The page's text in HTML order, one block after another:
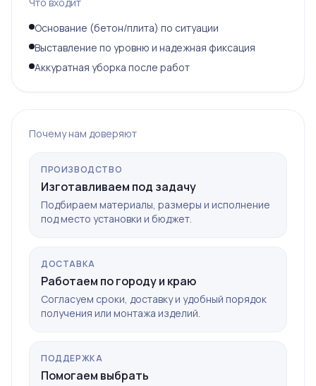
Основание (бетон/плита) по ситуации
Выставление по уровню и надежная фиксация
Аккуратная уборка после работ
Почему нам доверяют
ПРОИЗВОДСТВО
Изготавливаем под задачу
Подбираем материалы, размеры и исполнение
под место установки и бюджет.
ДОСТАВКА
Работаем по городу и краю
Согласуем сроки, доставку и удобный порядок
получения или монтажа изделий.
ПОДДЕРЖКА
Помогаем выбрать